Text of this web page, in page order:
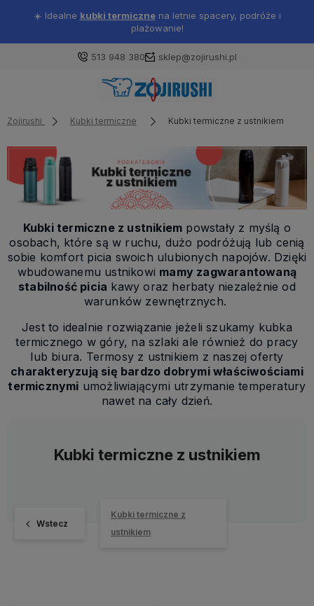
☀️ Idealne kubki termicznena letnie spacery, podróże i
plażowanie!
513 948 380 sklep@zojirushi.pl
Zojirushi Kubki termiczne Kubki termiczne z ustnikiem
Kubki termiczne z ustnikiem powstały z myślą o
osobach, które są w ruchu, dużo podróżują lub cenią
sobie komfort picia swoich ulubionych napojów. Dzięki
wbudowanemu ustnikowi mamy zagwarantowaną
stabilność picia kawy oraz herbaty niezależnie od
warunków zewnętrznych.
Jest to idealnie rozwiązanie jeżeli szukamy kubka
termicznego w góry, na szlaki ale również do pracy
lub biura. Termosy z ustnikiem z naszej oferty
charakteryzują się bardzo dobrymi właściwościami
termicznymi umożliwiającymi utrzymanie temperatury
nawet na cały dzień.
Kubki termiczne z ustnikiem
Wstecz
Kubki termiczne z
ustnikiem